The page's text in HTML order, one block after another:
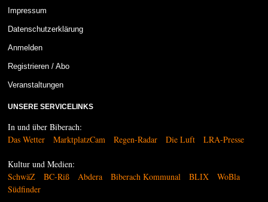
Impressum
Datenschutzerklärung
Anmelden
Registrieren / Abo
Veranstaltungen
UNSERE SERVICELINKS
In und über Biberach:
Das Wetter
MarktplatzCam Regen-Radar Die Luft LRA-Presse
Kultur und Medien:
SchwäZ
BC-Riß Abdera Biberach Kommunal BLIX
WoBla
Südfinder